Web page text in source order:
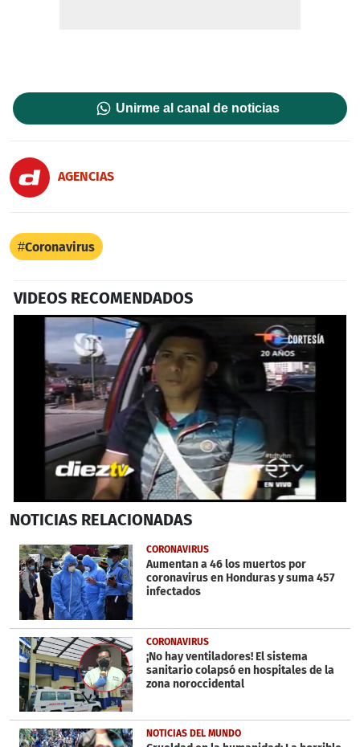
Unirme al canal de noticias
AGENCIAS
Coronavirus
VIDEOS RECOMENDADOS
seconds
5
minutes,
35
seconds
NOTICIAS RELACIONADAS
CORONAVIRUS
Aumentan a 46 los muertos por
coronavirus en Honduras y suma 457
infectados
CORONAVIRUS
¡No hay ventiladores! El sistema
sanitario colapsó en hospitales de la
zona noroccidental
NOTICIAS DEL MUNDO